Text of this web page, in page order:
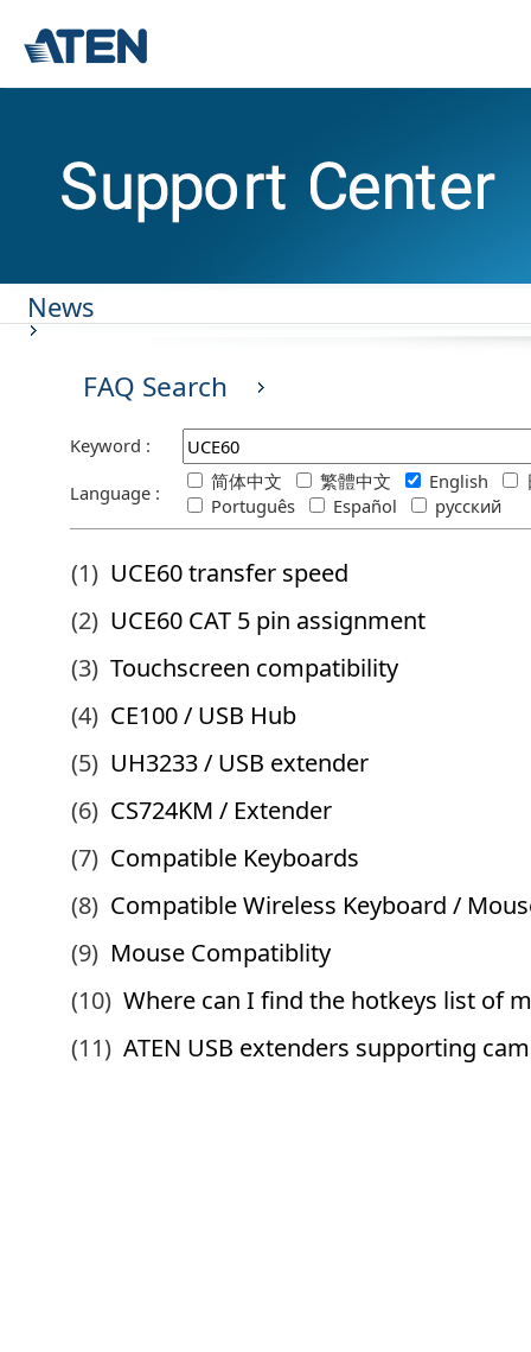
News
FAQ Search
Keyword :
Language :
简体中文 繁體中文 English
Português
Español русский